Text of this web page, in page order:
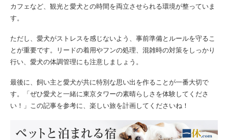
カフェなど、観光と愛犬との時間を両立させられる環境が整っていま
す。
ただし、愛犬がストレスを感じないよう、事前準備とルールを守るこ
とが重要です。リードの着用やフンの処理、混雑時の対策をしっかり
行い、愛犬の体調管理にも注意しましょう。
最後に、飼い主と愛犬が共に特別な思い出を作ることが一番大切で
す。「ぜひ愛犬と一緒に東京タワーの素晴らしさを体験してくださ
い！」この記事を参考に、楽しい旅を計画してくださいね！